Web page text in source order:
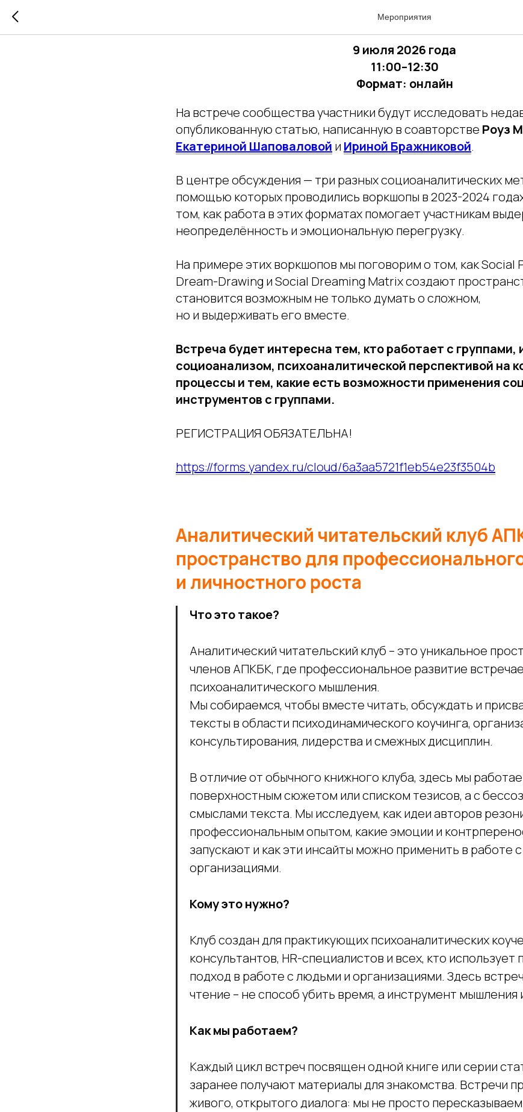
Мероприятия
Аналитический читательский
9 июля 2026 года
11:00–12:30
Формат: онлайн
На встрече сообщества участники будут исследовать
опубликованную статью, написанную в соавторстве Роуз
Екатериной Шаповаловой и Ириной Бражниковой.
В центре обсуждения — три разных социоаналитических
помощью которых проводились воркшопы в 2023-2024
том, как работа в этих форматах помогает участникам
неопределённость и эмоциональную перегрузку.
На примере этих воркшопов мы поговорим о том, как Social
Dream-Drawing и Social Dreaming Matrix создают
становится возможным не только думать о сложном,
но и выдерживать его вместе.
Встреча будет интересна тем, кто работает с группами,
социоанализом, психоаналитической перспективой на
процессы и тем, какие есть возможности применения
инструментов с группами.
РЕГИСТРАЦИЯ ОБЯЗАТЕЛЬНА!
https://forms.yandex.ru/cloud/6a3aa5721f1eb54e23f3504b
Аналитический читательский клуб
пространство для
и личностного роста
Что это такое?
Аналитический читательский клуб – это уникальное
членов АПКБК, где профессиональное развитие
психоаналитического мышления.
Мы собираемся, чтобы вместе читать, обсуждать и
тексты в области психодинамического коучинга,
консультирования, лидерства и смежных дисциплин.
В отличие от обычного книжного клуба, здесь мы
поверхностным сюжетом или списком тезисов, а с
смыслами текста. Мы исследуем, как идеи авторов
профессиональным опытом, какие эмоции и
запускают и как эти инсайты можно применить в работе
организациями.
Кому это нужно?
Клуб создан для практикующих психоаналитических
консультантов, HR-специалистов и всех, кто использует
подход в работе с людьми и организациями. Здесь
чтение – не способ убить время, а инструмент
Как мы работаем?
Каждый цикл встреч посвящен одной книге или серии
заранее получают материалы для знакомства. Встречи
живого, открытого диалога: мы не просто пересказываем